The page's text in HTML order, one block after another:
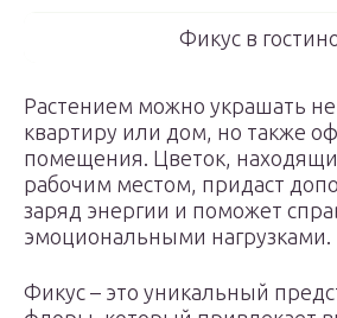
Фикус в
Растением можно украшать не
квартиру или дом, но также
помещения. Цветок,
рабочим местом, придаст
заряд энергии и поможет
эмоциональными нагрузками.
Фикус – это уникальный